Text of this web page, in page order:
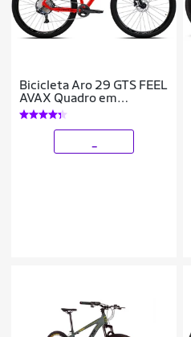
Bicicleta Aro 29 GTS FEEL
AVAX Quadro em
Aluminio 12 Marchas
Freio a Disco Hidráulico